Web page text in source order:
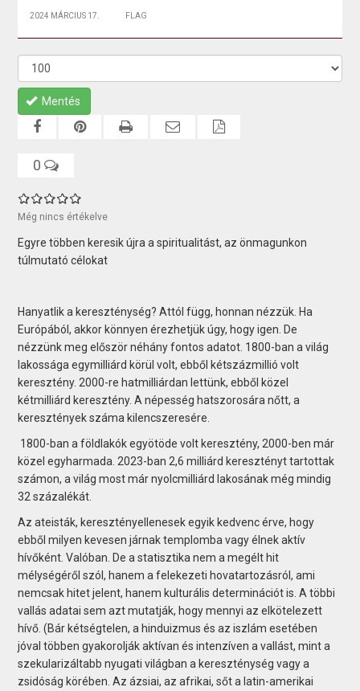
2024 MÁRCIUS 17. FLAG
Mentés
0
Még nincs értékelve
Egyre többen keresik újra a spiritualitást, az önmagunkon
túlmutató célokat
Hanyatlik a kereszténység? Attól függ, honnan nézzük. Ha
Európából, akkor könnyen érezhetjük úgy, hogy igen. De
nézzünk meg először néhány fontos adatot. 1800-ban a világ
lakossága egymilliárd körül volt, ebből kétszázmillió volt
keresztény. 2000-re hatmilliárdan lettünk, ebből közel
kétmilliárd keresztény. A népesség hatszorosára nőtt, a
keresztények száma kilencszeresére.
1800-ban a földlakók egyötöde volt keresztény, 2000-ben már
közel egyharmada. 2023-ban 2,6 milliárd keresztényt tartottak
számon, a világ most már nyolcmilliárd lakosának még mindig
32 százalékát.
Az ateisták, keresztényellenesek egyik kedvenc érve, hogy
ebből milyen kevesen járnak templomba vagy élnek aktív
hívőként. Valóban. De a statisztika nem a megélt hit
mélységéről szól, hanem a felekezeti hovatartozásról, ami
nemcsak hitet jelent, hanem kulturális determinációt is. A többi
vallás adatai sem azt mutatják, hogy mennyi az elkötelezett
hívő. (Bár kétségtelen, a hinduizmus és az iszlám esetében
jóval többen gyakorolják aktívan és intenzíven a vallást, mint a
szekularizáltabb nyugati világban a kereszténység vagy a
zsidóság körében. Az ázsiai, az afrikai, sőt a latin-amerikai